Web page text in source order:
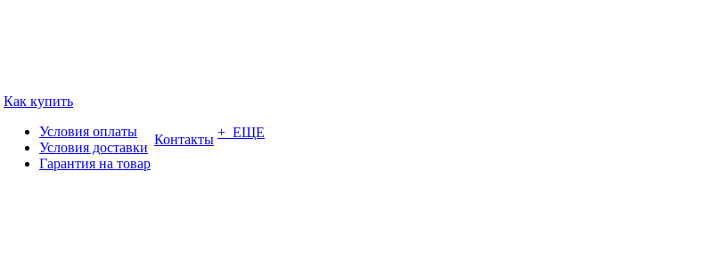
Как купить
Условия оплаты
Условия доставки
Гарантия на товар
Контакты + ЕЩЕ